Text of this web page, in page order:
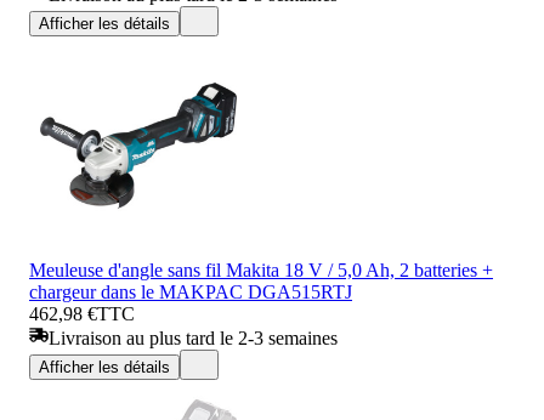
Afficher les détails
Meuleuse d'angle sans fil Makita 18 V / 5,0 Ah, 2 batteries +
chargeur dans le MAKPAC DGA515RTJ
462,98 €TTC
Livraison au plus tard le 2-3 semaines
Afficher les détails